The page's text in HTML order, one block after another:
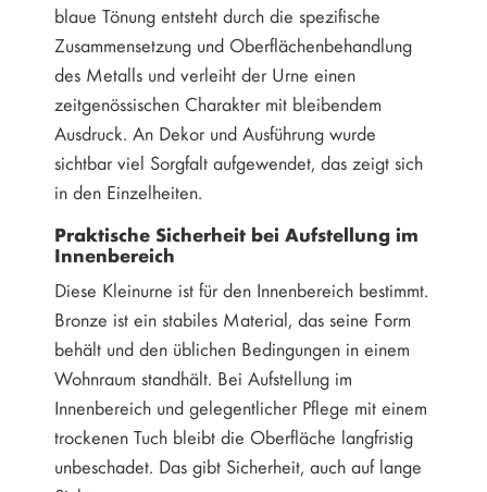
blaue Tönung entsteht durch die spezifische
Zusammensetzung und Oberflächenbehandlung
des Metalls und verleiht der Urne einen
zeitgenössischen Charakter mit bleibendem
Ausdruck. An Dekor und Ausführung wurde
sichtbar viel Sorgfalt aufgewendet, das zeigt sich
in den Einzelheiten.
Praktische Sicherheit bei Aufstellung im
Innenbereich
Diese Kleinurne ist für den Innenbereich bestimmt.
Bronze ist ein stabiles Material, das seine Form
behält und den üblichen Bedingungen in einem
Wohnraum standhält. Bei Aufstellung im
Innenbereich und gelegentlicher Pflege mit einem
trockenen Tuch bleibt die Oberfläche langfristig
unbeschadet. Das gibt Sicherheit, auch auf lange